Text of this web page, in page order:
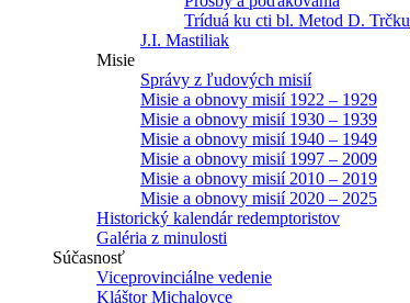
Tríduá ku cti bl. Metod D. Trčku
J.I. Mastiliak
Misie
Správy z ľudových misií
Misie a obnovy misií 1922 – 1929
Misie a obnovy misií 1930 – 1939
Misie a obnovy misií 1940 – 1949
Misie a obnovy misií 1997 – 2009
Misie a obnovy misií 2010 – 2019
Misie a obnovy misií 2020 – 2025
Historický kalendár redemptoristov
Galéria z minulosti
Súčasnosť
Viceprovinciálne vedenie
Kláštor Michalovce